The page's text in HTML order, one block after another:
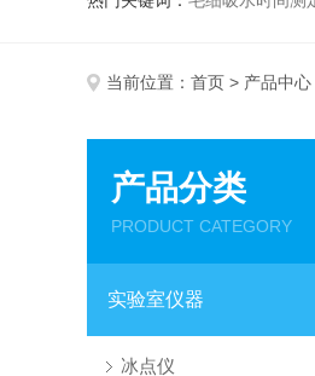
当前位置： 首页 > 产品中心
产品分类
PRODUCT CATEGORY
实验室仪器
冰点仪